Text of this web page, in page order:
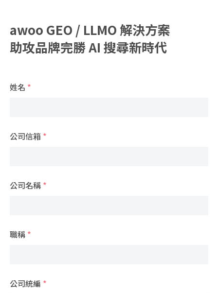
awoo GEO / LLMO 解決方案
助攻品牌完勝 AI 搜尋新時代
姓名 *
公司信箱 *
公司名稱 *
職稱 *
公司統編 *